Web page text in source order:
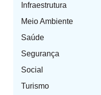
Infraestrutura
Meio Ambiente
Saúde
Segurança
Social
Turismo